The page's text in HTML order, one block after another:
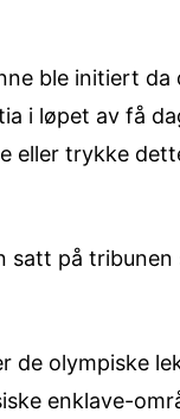
ble initiert
i løpet av få
eller trykke
satt på tribunen
de olympiske
enklave-